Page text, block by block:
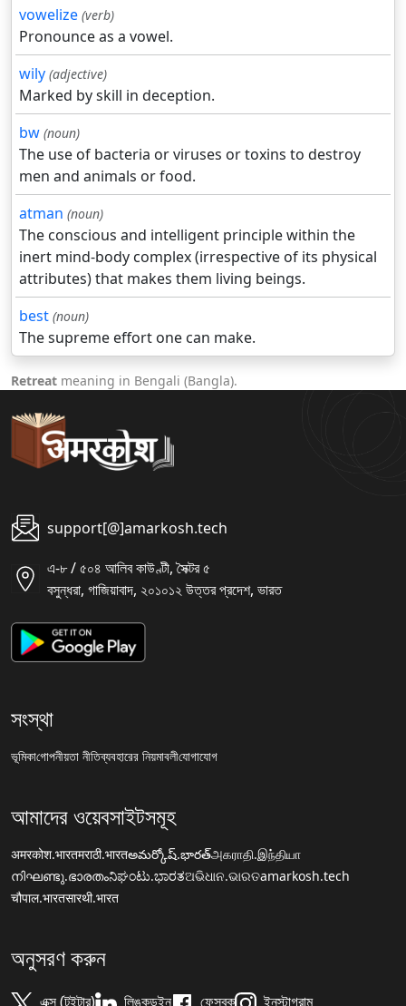
vowelize (verb)
Pronounce as a vowel.
wily (adjective)
Marked by skill in deception.
bw (noun)
The use of bacteria or viruses or toxins to destroy
men and animals or food.
atman (noun)
The conscious and intelligent principle within the
inert mind-body complex (irrespective of its physical
attributes) that makes them living beings.
best (noun)
The supreme effort one can make.
Retreat meaning in Bengali (Bangla).
support[@]amarkosh.tech
এ-৮ / ৫০৪ আলিব কাউণ্টী, সৈক্টর ৫
বসুন্ধরা, গাজিয়াবাদ, ২০১০১২ উত্তর প্রদেশ, ভারত
সংস্থা
ভূমিকাগোপনীয়তা নীতিব্যবহারের নিয়মাবলীযোগাযোগ
আমাদের ওয়েবসাইটসমূহ
अमरकोश.भारतमराठी.भारतఅమర్కోష్.భారత్அகராதி.இந்தியா
നിഘണ്ടു.ഭാരതംನಿಘಂಟು.ಭಾರತଅଭିଧାନ.ଭାରତamarkosh.tech
चौपाल.भारतसारथी.भारत
অনুসরণ করুন